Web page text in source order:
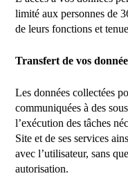
limité aux personnes de
de leurs fonctions et
Transfert de vos
Les données collectées
communiquées à des
l’exécution des tâches
Site et de ses services
avec l’utilisateur, sans
autorisation.